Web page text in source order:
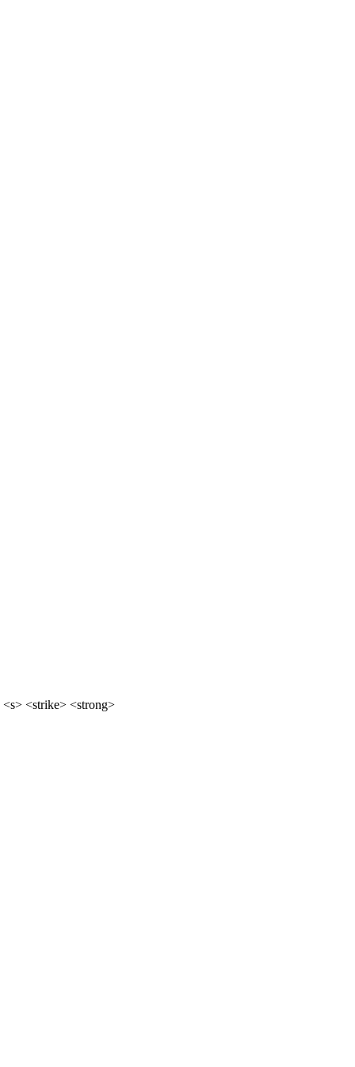
<strike> <strong>